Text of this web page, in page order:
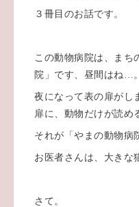
３冊目のお話です。
この動物病院は、まち
院」です、昼間はね…。
夜になって表の扉がし
扉に、動物だけが読め
それが「やまの動物病
お医者さんは、大きな
さて。